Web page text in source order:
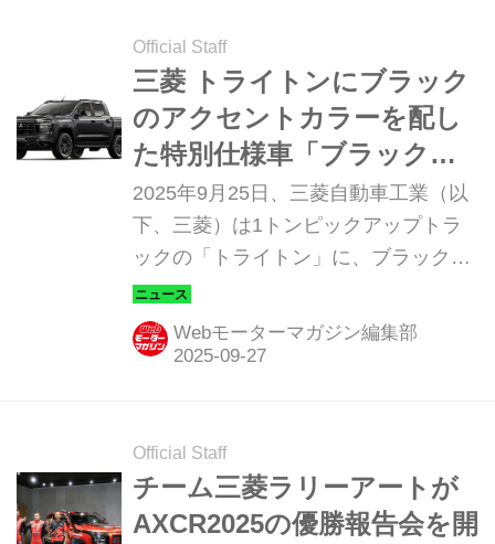
Official Staff
三菱 トライトンにブラック
のアクセントカラーを配し
た特別仕様車「ブラックエ
ディション」を設定
2025年9月25日、三菱自動車工業（以
下、三菱）は1トンピックアップトラ
ックの「トライトン」に、ブラックの
アクセントカラーを外装の要所に配し
た特別仕様車「ブラックエディション
（BLACK Edition）」を設定し、同年
Webモーターマガジン編集部
Official Staff
チーム三菱ラリーアートが
AXCR2025の優勝報告会を開